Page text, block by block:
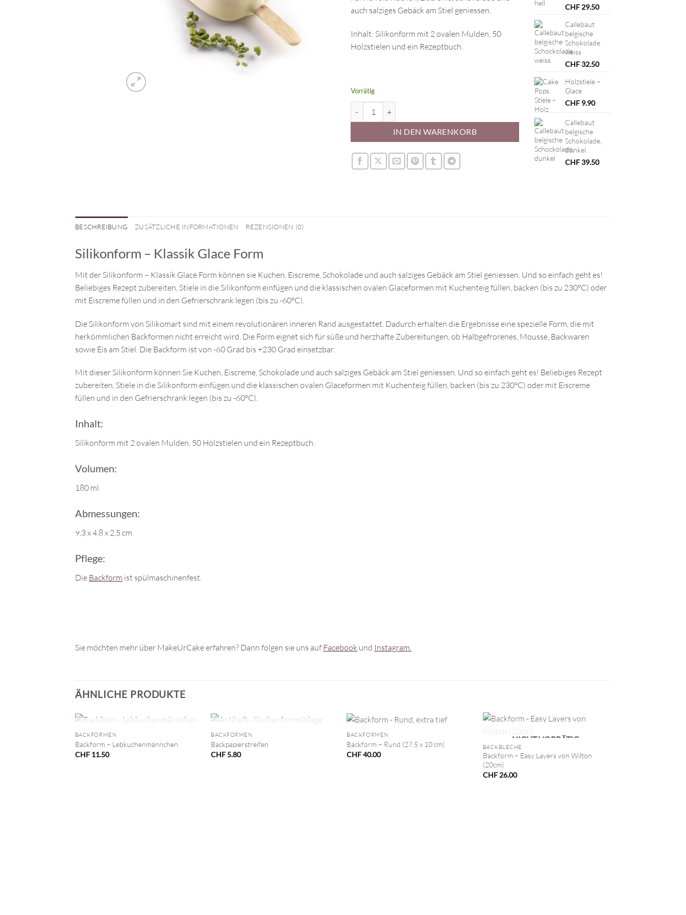
auch salziges Gebäck am Stiel geniessen.
Inhalt: Silikonform mit 2 ovalen Mulden, 50
Holzstielen und ein Rezeptbuch.
Vorrätig
IN DEN WARENKORB
CHF29.50
Callebaut
belgische
Schokolade
weiss
CHF32.50
Holzstiele –
Glace
CHF 9.90
Callebaut
belgische
Schokolade,
dunkel
CHF39.50
BESCHREIBUNG ZUSÄTZLICHE INFORMATIONEN REZENSIONEN (0)
Silikonform – Klassik Glace Form
Mit der Silikonform – Klassik Glace Form können sie Kuchen, Eiscreme, Schokolade und auch salziges Gebäck am Stiel geniessen. Und so einfach geht es!
Beliebiges Rezept zubereiten, Stiele in die Silikonform einfügen und die klassischen ovalen Glaceformen mit Kuchenteig füllen, backen (bis zu 230°C) oder
mit Eiscreme füllen und in den Gefrierschrank legen (bis zu -60°C).
Die Silikonform von Silikomart sind mit einem revolutionären inneren Rand ausgestattet. Dadurch erhalten die Ergebnisse eine spezielle Form, die mit
herkömmlichen Backformen nicht erreicht wird. Die Form eignet sich für süße und herzhafte Zubereitungen, ob Halbgefrorenes, Mousse, Backwaren
sowie Eis am Stiel. Die Backform ist von -60 Grad bis +230 Grad einsetzbar.
Mit dieser Silikonform können Sie Kuchen, Eiscreme, Schokolade und auch salziges Gebäck am Stiel geniessen. Und so einfach geht es! Beliebiges Rezept
zubereiten, Stiele in die Silikonform einfügen und die klassischen ovalen Glaceformen mit Kuchenteig füllen, backen (bis zu 230°C) oder mit Eiscreme
füllen und in den Gefrierschrank legen (bis zu -60°C).
Inhalt:
Silikonform mit 2 ovalen Mulden, 50 Holzstielen und ein Rezeptbuch.
Volumen:
180 ml
Abmessungen:
9,3 x 4,8 x 2,5 cm
Pflege:
Die Backform ist spülmaschinenfest.
Sie möchten mehr über MakeUrCake erfahren? Dann folgen sie uns auf Facebook und Instagram.
ÄHNLICHE PRODUKTE
+
NICHT VORRÄTIG
BACKFORMEN
Backform – Lebkuchenmännchen
CHF11.50
NICHT VORRÄTIG
BACKFORMEN
Backpapierstreifen
CHF5.80
+
BACKFORMEN
Backform – Rund (27,5 x 10 cm)
CHF40.00
NICHT VORRÄTIG
BACKBLECHE
Backform – Easy Layers von Wilton
(20cm)
CHF26.00